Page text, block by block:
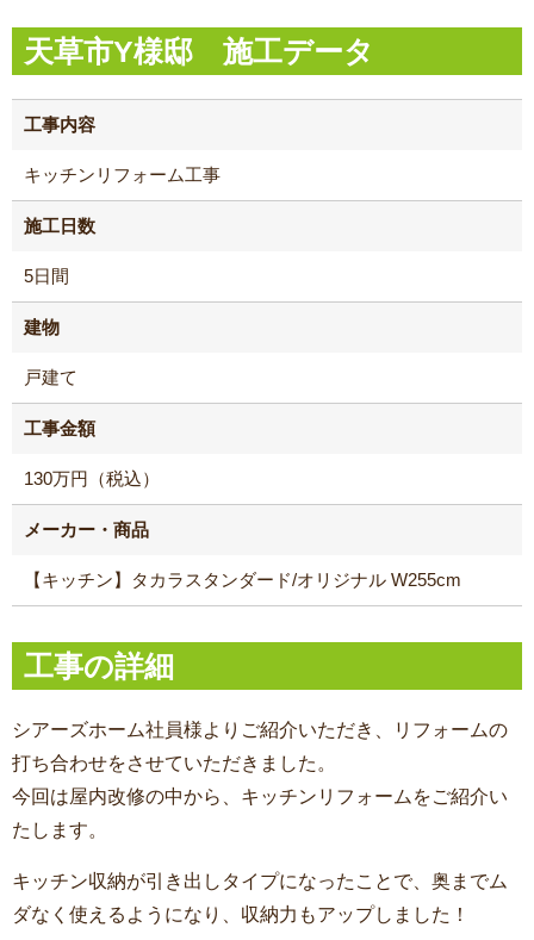
天草市Y様邸 施工データ
工事内容
キッチンリフォーム工事
施工日数
5日間
建物
戸建て
工事金額
130万円（税込）
メーカー・商品
【キッチン】タカラスタンダード/オリジナル W255cm
工事の詳細
シアーズホーム社員様よりご紹介いただき、リフォームの
打ち合わせをさせていただきました。
今回は屋内改修の中から、キッチンリフォームをご紹介い
たします。
キッチン収納が引き出しタイプになったことで、奥までム
ダなく使えるようになり、収納力もアップしました！